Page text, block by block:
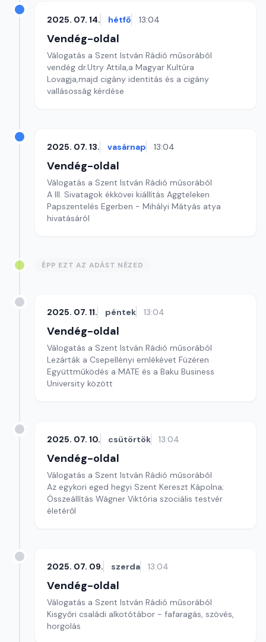
2025. 07. 14. hétfő 13:04
Vendég-oldal
Válogatás a Szent István Rádió műsorából
vendég dr.Utry Attila,a Magyar Kultúra
Lovagja,majd cigány identitás és a cigány
vallásosság kérdése
2025. 07. 13. vasárnap 13:04
Vendég-oldal
Válogatás a Szent István Rádió műsorából
A III. Sivatagok ékkövei kiállítás Aggteleken
Papszentelés Egerben - Mihályi Mátyás atya
hivatásáról
ÉPP EZT AZ ADÁST NÉZED
2025. 07. 11. péntek 13:04
Vendég-oldal
Válogatás a Szent István Rádió műsorából
Lezárták a Csepellényi emlékévet Füzéren
Együttműködés a MATE és a Baku Business
University között
2025. 07. 10. csütörtök 13:04
Vendég-oldal
Válogatás a Szent István Rádió műsorából
Az egykori eged hegyi Szent Kereszt Kápolna;
Összeállítás Wágner Viktória szociális testvér
életéről
2025. 07. 09. szerda 13:04
Vendég-oldal
Válogatás a Szent István Rádió műsorából
Kisgyőri családi alkotótábor - fafaragás, szövés,
horgolás